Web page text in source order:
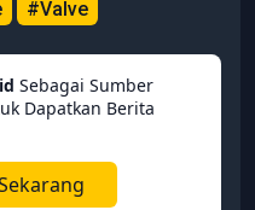
#Valve
Sebagai Sumber
Dapatkan Berita